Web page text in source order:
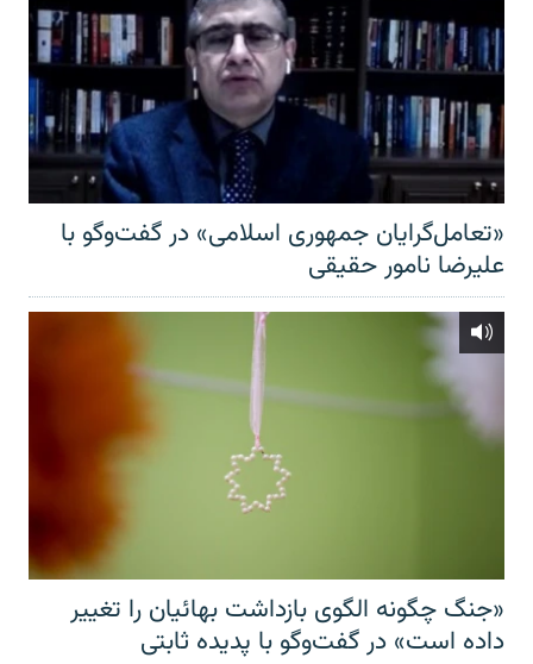
«تعامل‌گرایان جمهوری اسلامی» در گفت‌وگو با
علیرضا نامور حقیقی
«جنگ چگونه الگوی بازداشت بهائیان را تغییر
داده است» در گفت‌وگو با پدیده ثابتی